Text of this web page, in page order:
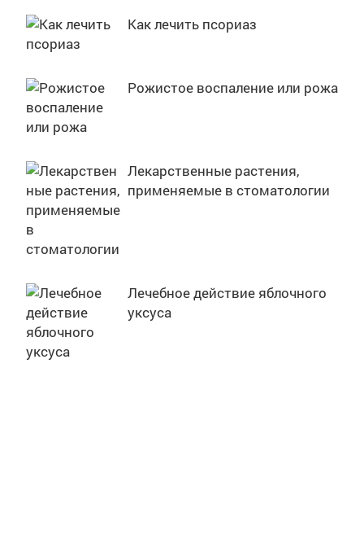
Как лечить псориаз
Рожистое воспаление или рожа
Лекарственные растения,
применяемые в стоматологии
Лечебное действие яблочного
уксуса